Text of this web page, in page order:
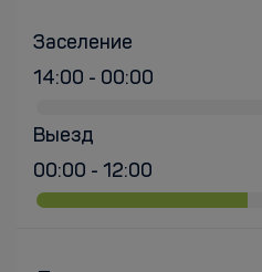
Заселение
14:00 - 00:00
Выезд
00:00 - 12:00